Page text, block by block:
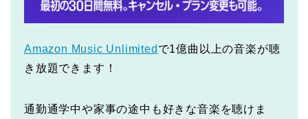
Amazon Music Unlimited で1億曲以上の音楽が聴
き放題できます！
通勤通学中や家事の途中も好きな音楽を聴けま